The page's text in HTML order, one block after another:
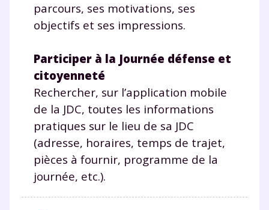
parcours, ses motivations, ses
objectifs et ses impressions.
Participer à la Journée défense et
citoyenneté
Rechercher, sur l’application mobile
de la JDC, toutes les informations
pratiques sur le lieu de sa JDC
(adresse, horaires, temps de trajet,
pièces à fournir, programme de la
journée, etc.).
Envie de progresser
et de réussir votre